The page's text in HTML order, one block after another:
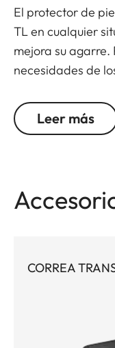
El protector de
TL en cualquier
mejora su agarre.
necesidades de
funcionalidad
Y deja fuera lo
Leer más
CORREA